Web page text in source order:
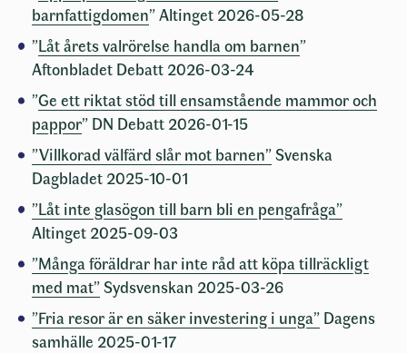
barnfattigdomen” Altinget 2026-05-28
”Låt årets valrörelse handla om barnen”
Aftonbladet Debatt 2026-03-24
”Ge ett riktat stöd till ensamstående mammor och
pappor” DN Debatt 2026-01-15
”Villkorad välfärd slår mot barnen”Svenska
Dagbladet 2025-10-01
”Låt inte glasögon till barn bli en pengafråga”
Altinget 2025-09-03
”Många föräldrar har inte råd att köpa tillräckligt
med mat”Sydsvenskan 2025-03-26
”Fria resor är en säker investering i unga” Dagens
samhälle 2025-01-17